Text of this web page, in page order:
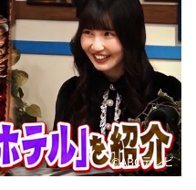
©️ABCテレビ